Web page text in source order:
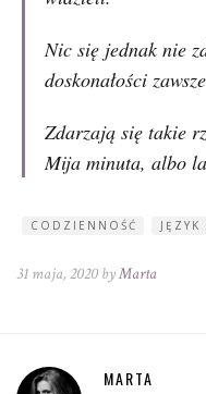
Nic się jednak nie
doskonałości
Zdarzają się takie
Mija minuta, albo
CODZIENNOŚĆ JĘZYK
31 maja, 2020 byMarta
MARTA